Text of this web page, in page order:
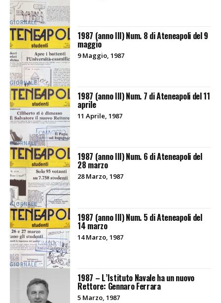
GIORNALE
GIORNALE
1987 (anno III) Num. 8 di Ateneapoli del 9
maggio
9 Maggio, 1987
GIORNALE
1987 (anno III) Num. 7 di Ateneapoli del 11
aprile
11 Aprile, 1987
GIORNALE
1987 (anno III) Num. 6 di Ateneapoli del
28 marzo
28 Marzo, 1987
GIORNALE
1987 (anno III) Num. 5 di Ateneapoli del
14 marzo
14 Marzo, 1987
1987 – L’Istituto Navale ha un nuovo
Rettore: Gennaro Ferrara
5 Marzo, 1987